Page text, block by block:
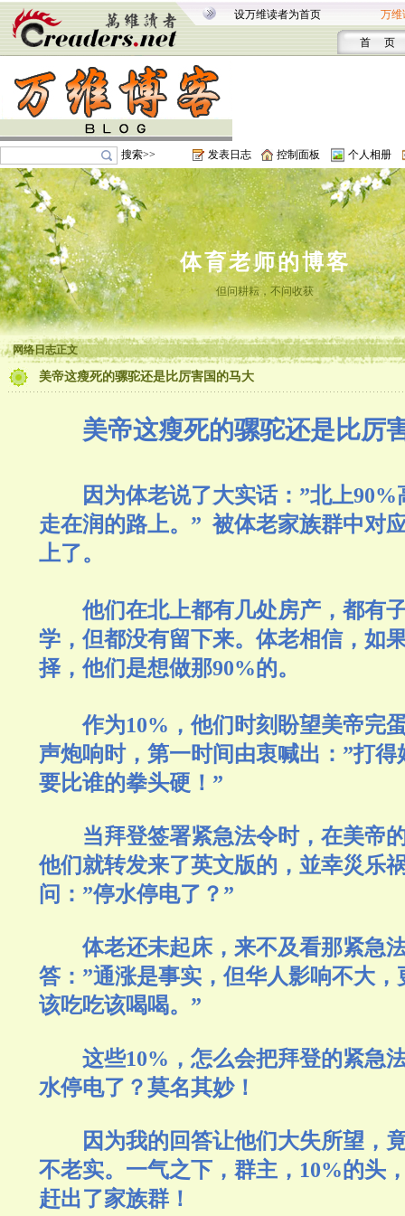
设万维读者为首页 万维
首 页
搜索>> 发表日志 控制面板 个人相册
体育老师的博客
但问耕耘，不问收获
网络日志正文
美帝这瘦死的骡驼还是比厉害国的马大
美帝这瘦死的骡驼还是比厉
因为体老说了大实话： ”北上90%
走在润的路上。” 被体老家族群中对
上了。
他们在北上都有几处房产，都有
学，但都没有留下来。体老相信，如
择，他们是想做那90%的。
作为10%，他们时刻盼望美帝完
声炮响时，第一时间由衷喊出：”打
要比谁的拳头硬！”
当拜登签署紧急法令时，在美帝
他们就转发来了英文版的，並幸災乐
问： ”停水停电了？”
体老还未起床，来不及看那紧急
答： ”通涨是事实，但华人影响不大
该吃吃该喝喝。”
这些10%，怎么会把拜登的紧急
水停电了？莫名其妙！
因为我的回答让他们大失所望，
不老实。一气之下，群主， 10%的头
赶出了家族群！